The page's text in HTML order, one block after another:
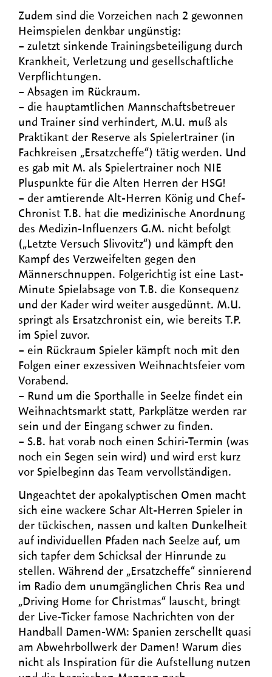
Zudem sind die Vorzeichen nach 2 gewonnen
Heimspielen denkbar ungünstig:
– zuletzt sinkende Trainingsbeteiligung durch
Krankheit, Verletzung und gesellschaftliche
Verpflichtungen.
– Absagen im Rückraum.
– die hauptamtlichen Mannschaftsbetreuer
und Trainer sind verhindert, M.U. muß als
Praktikant der Reserve als Spielertrainer (in
Fachkreisen „Ersatzcheffe“) tätig werden. Und
es gab mit M. als Spielertrainer noch NIE
Pluspunkte für die Alten Herren der HSG!
– der amtierende Alt-Herren König und Chef-
Chronist T.B. hat die medizinische Anordnung
des Medizin-Influenzers G.M. nicht befolgt
(„Letzte Versuch Slivovitz“) und kämpft den
Kampf des Verzweifelten gegen den
Männerschnuppen. Folgerichtig ist eine Last-
Minute Spielabsage von T.B. die Konsequenz
und der Kader wird weiter ausgedünnt. M.U.
springt als Ersatzchronist ein, wie bereits T.P.
im Spiel zuvor.
– ein Rückraum Spieler kämpft noch mit den
Folgen einer exzessiven Weihnachtsfeier vom
Vorabend.
– Rund um die Sporthalle in Seelze findet ein
Weihnachtsmarkt statt, Parkplätze werden rar
sein und der Eingang schwer zu finden.
– S.B. hat vorab noch einen Schiri-Termin (was
noch ein Segen sein wird) und wird erst kurz
vor Spielbeginn das Team vervollständigen.
Ungeachtet der apokalyptischen Omen macht
sich eine wackere Schar Alt-Herren Spieler in
der tückischen, nassen und kalten Dunkelheit
auf individuellen Pfaden nach Seelze auf, um
sich tapfer dem Schicksal der Hinrunde zu
stellen. Während der „Ersatzcheffe“ sinnierend
im Radio dem unumgänglichen Chris Rea und
„Driving Home for Christmas“ lauscht, bringt
der Live-Ticker famose Nachrichten von der
Handball Damen-WM: Spanien zerschellt quasi
am Abwehrbollwerk der Damen! Warum dies
nicht als Inspiration für die Aufstellung nutzen